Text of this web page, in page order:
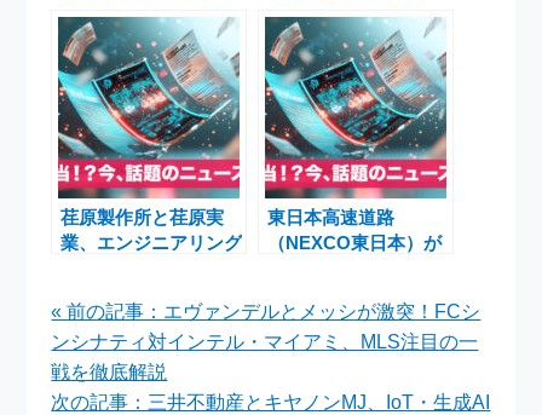
オンズカップU-12大
会 開催
KOA・日本M＆A・コ
ーテクHDにも注目
【2026年3月期第2四
半期 適時開示ニュー
ス】
荏原製作所と荏原実
業、エンジニアリング
ンフラ需要に支えられ
た成長～
東日本高速道路
（NEXCO東日本）が
リも
« 前の記事：エヴァンデルとメッシが激突！FCシ
ンシナティ対インテル・マイアミ、MLS注目の一
戦を徹底解説
次の記事：三井不動産とキヤノンMJ、IoT・生成AI